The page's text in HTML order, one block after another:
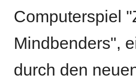
Computerspiel
Mindbenders",
durch den